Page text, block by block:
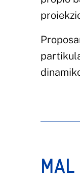
MAL